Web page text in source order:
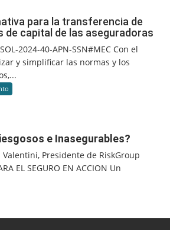
para la transferencia de
de capital de las aseguradoras
2024-40-APN-SSN#MEC Con el
y simplificar las normas y los
e Inasegurables?
Presidente de RiskGroup
EL SEGURO EN ACCION Un